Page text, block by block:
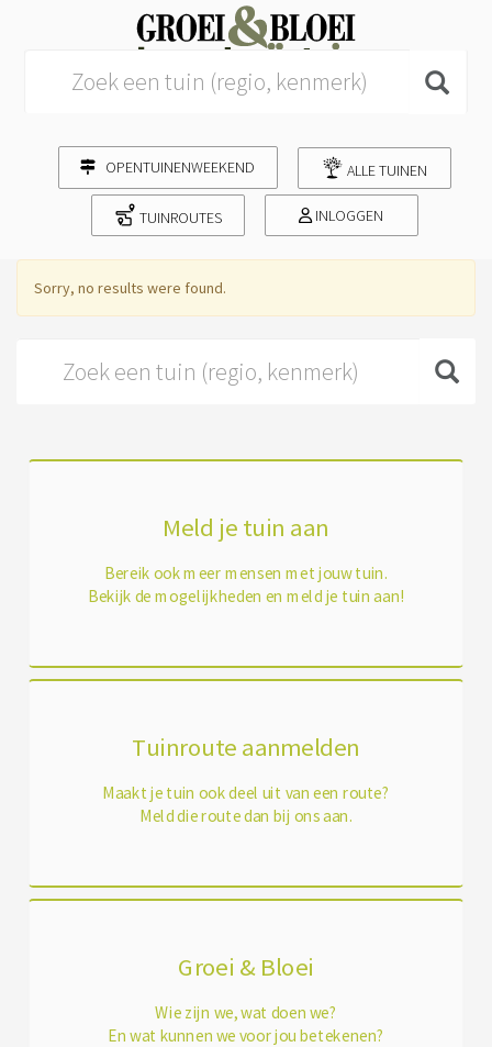
OPENTUINENWEEKEND ALLE TUINEN
TUINROUTES INLOGGEN
Sorry, no results were found.
Meld je tuin aan
Bereik ook meer mensen met jouw tuin.
Bekijk de mogelijkheden en meld je tuin aan!
Tuinroute aanmelden
Maakt je tuin ook deel uit van een route?
Meld die route dan bij ons aan.
Groei & Bloei
Wie zijn we, wat doen we?
En wat kunnen we voor jou betekenen?